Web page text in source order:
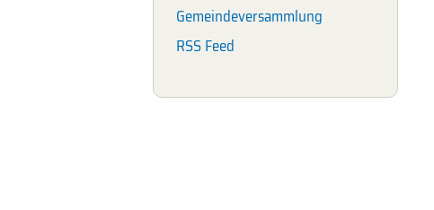
Gemeindeversammlung
RSS Feed